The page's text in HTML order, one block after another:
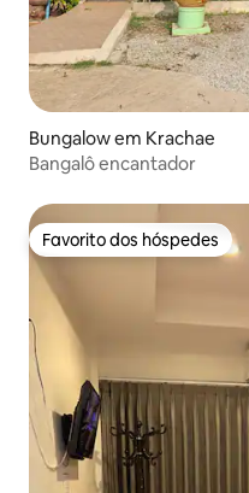
Bungalow em Krachae
Bangalô encantador
Favorito dos hóspedes
Favorito dos hóspedes